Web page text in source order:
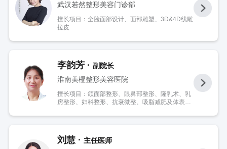
武汉若然整形美容门诊部
擅长项目：全脸面部设计、面部雕塑、3D&4D线雕
拉皮
李韵芳 ·副院长
淮南美橙整形美容医院
擅长项目：颌面部整形、眼鼻部整形、隆乳术、乳
房整形、妇科整形、抗衰微整、吸脂减肥及体表瘢
美容设计
刘慧 · 主任医师